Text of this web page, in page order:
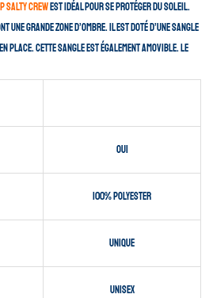
Salty Crew est idéal pour se protéger du soleil.
grande zone d’ombre. Il est doté d’une sangle
place. cette sangle est également amovible. Le
Oui
100% polyester
Unique
Unisex